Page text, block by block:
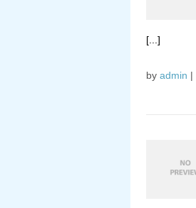
[...]
by admin |